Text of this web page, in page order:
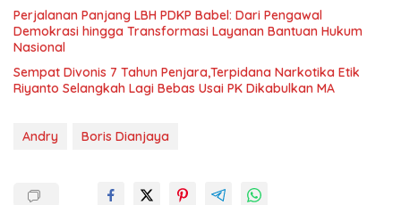
Perjalanan Panjang LBH PDKP Babel: Dari Pengawal
Demokrasi hingga Transformasi Layanan Bantuan Hukum
Nasional
Sempat Divonis 7 Tahun Penjara,Terpidana Narkotika Etik
Riyanto Selangkah Lagi Bebas Usai PK Dikabulkan MA
Andry Boris Dianjaya